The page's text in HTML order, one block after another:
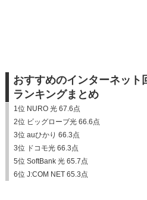
おすすめのインターネット
ランキングまとめ
1位 NURO 光 67.6点
2位 ビッグローブ光 66.6点
3位 auひかり 66.3点
3位 ドコモ光 66.3点
5位 SoftBank 光 65.7点
6位 J:COM NET 65.3点